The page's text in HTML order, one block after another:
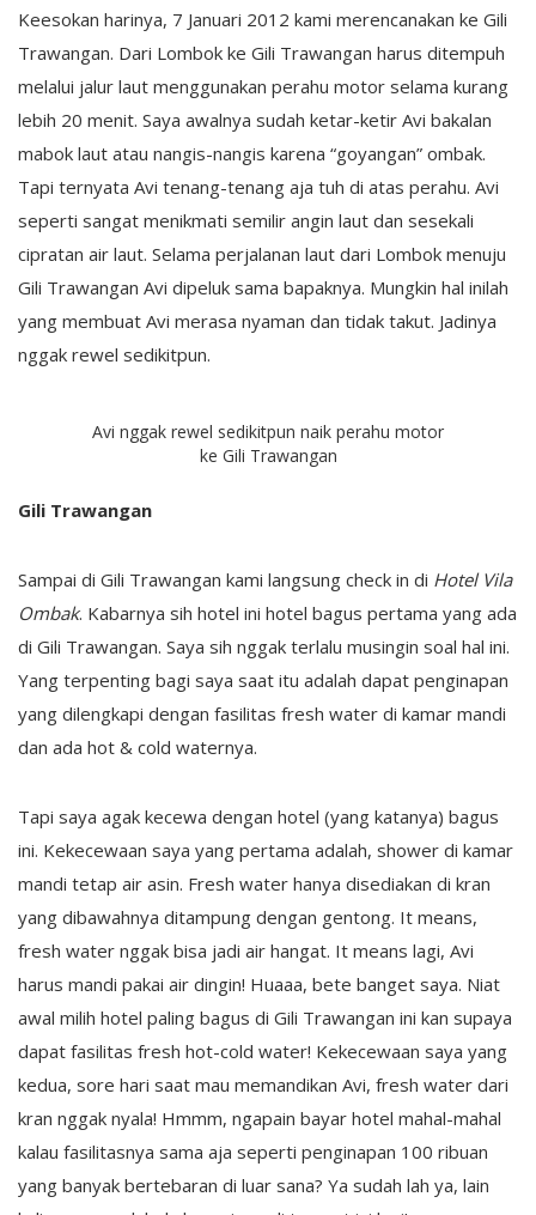
Keesokan harinya, 7 Januari 2012 kami merencanakan ke Gili
Trawangan. Dari Lombok ke Gili Trawangan harus ditempuh
melalui jalur laut menggunakan perahu motor selama kurang
lebih 20 menit. Saya awalnya sudah ketar-ketir Avi bakalan
mabok laut atau nangis-nangis karena “goyangan” ombak.
Tapi ternyata Avi tenang-tenang aja tuh di atas perahu. Avi
seperti sangat menikmati semilir angin laut dan sesekali
cipratan air laut. Selama perjalanan laut dari Lombok menuju
Gili Trawangan Avi dipeluk sama bapaknya. Mungkin hal inilah
yang membuat Avi merasa nyaman dan tidak takut. Jadinya
nggak rewel sedikitpun.
Avi nggak rewel sedikitpun naik perahu motor
ke Gili Trawangan
Gili Trawangan
Sampai di Gili Trawangan kami langsung check in di Hotel Vila
Ombak. Kabarnya sih hotel ini hotel bagus pertama yang ada
di Gili Trawangan. Saya sih nggak terlalu musingin soal hal ini.
Yang terpenting bagi saya saat itu adalah dapat penginapan
yang dilengkapi dengan fasilitas fresh water di kamar mandi
dan ada hot & cold waternya.
Tapi saya agak kecewa dengan hotel (yang katanya) bagus
ini. Kekecewaan saya yang pertama adalah, shower di kamar
mandi tetap air asin. Fresh water hanya disediakan di kran
yang dibawahnya ditampung dengan gentong. It means,
fresh water nggak bisa jadi air hangat. It means lagi, Avi
harus mandi pakai air dingin! Huaaa, bete banget saya. Niat
awal milih hotel paling bagus di Gili Trawangan ini kan supaya
dapat fasilitas fresh hot-cold water! Kekecewaan saya yang
kedua, sore hari saat mau memandikan Avi, fresh water dari
kran nggak nyala! Hmmm, ngapain bayar hotel mahal-mahal
kalau fasilitasnya sama aja seperti penginapan 100 ribuan
yang banyak bertebaran di luar sana? Ya sudah lah ya, lain